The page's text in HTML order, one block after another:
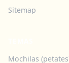
Sitemap
Mochilas